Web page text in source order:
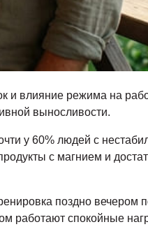
и влияние режима на
выносливости.
у 60% людей с
с магнием и
поздно вечером
работают спокойные